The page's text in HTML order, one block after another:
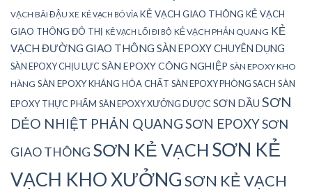
VẠCH BÃI ĐẬU XE KẺ VẠCH BÓ VỈA KẺ VẠCH GIAO THÔNG KẺ VẠCH
GIAO THÔNG ĐÔ THỊ KẺ VẠCH LỐI ĐI BỘ KẺ VẠCH PHẢN QUANG KẺ
VẠCH ĐƯỜNG GIAO THÔNG SÀN EPOXY CHUYÊN DỤNG
SÀN EPOXY CHỊU LỰCSÀN EPOXY CÔNG NGHIỆP SÀN EPOXY KHO
HÀNG SÀN EPOXY KHÁNG HÓA CHẤT SÀN EPOXY PHÒNG SẠCH SÀN
EPOXY THỰC PHẨM SÀN EPOXY XƯỞNG DƯỢCSƠN DẦU SƠN
DẺO NHIỆT PHẢN QUANGSƠN EPOXYSƠN
GIAO THÔNG SƠN KẺ VẠCH SƠN KẺ
VẠCH KHO XƯỞNGSƠN KẺ VẠCH